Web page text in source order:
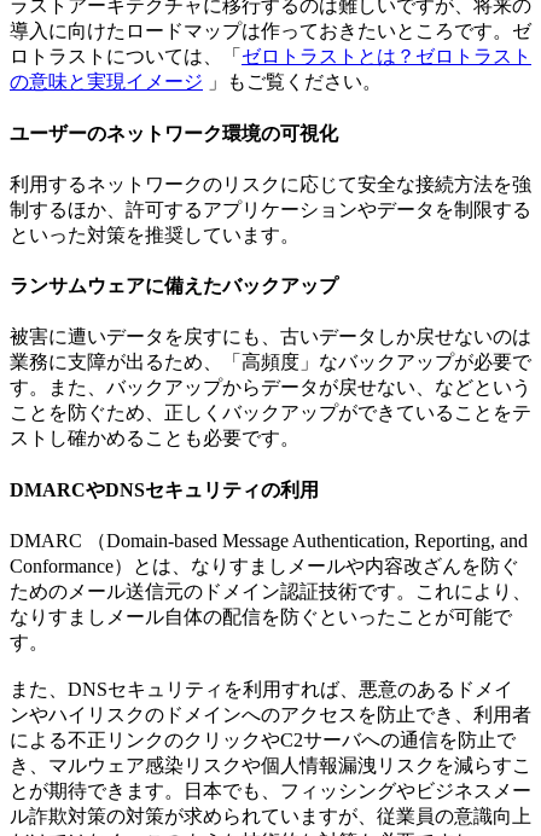
ラストアーキテクチャに移行するのは難しいですが、将来の
導入に向けたロードマップは作っておきたいところです。ゼ
ロトラストについては、「 ゼロトラストとは？ゼロトラスト
の意味と実現イメージ 」もご覧ください。
ユーザーのネットワーク環境の可視化
利用するネットワークのリスクに応じて安全な接続方法を強
制するほか、許可するアプリケーションやデータを制限する
といった対策を推奨しています。
ランサムウェアに備えたバックアップ
被害に遭いデータを戻すにも、古いデータしか戻せないのは
業務に支障が出るため、「高頻度」なバックアップが必要で
す。また、バックアップからデータが戻せない、などという
ことを防ぐため、正しくバックアップができていることをテ
ストし確かめることも必要です。
DMARCやDNSセキュリティの利用
DMARC （Domain-based Message Authentication, Reporting, and
Conformance）とは、なりすましメールや内容改ざんを防ぐ
ためのメール送信元のドメイン認証技術です。これにより、
なりすましメール自体の配信を防ぐといったことが可能で
す。
また、DNSセキュリティを利用すれば、悪意のあるドメイ
ンやハイリスクのドメインへのアクセスを防止でき、利用者
による不正リンクのクリックやC2サーバへの通信を防止で
き、マルウェア感染リスクや個人情報漏洩リスクを減らすこ
とが期待できます。日本でも、フィッシングやビジネスメー
ル詐欺対策の対策が求められていますが、従業員の意識向上